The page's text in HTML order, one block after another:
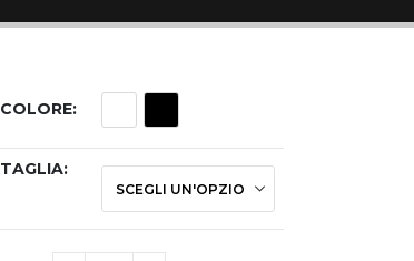
COLORE
TAGLIA